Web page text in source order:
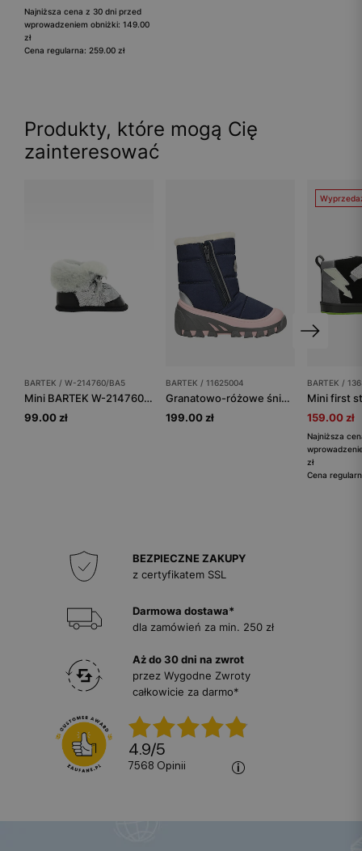
Najniższa cena z 30 dni przed
wprowadzeniem obniżki: 149.00
zł
Cena regularna: 259.00 zł
Produkty, które mogą Cię
zainteresować
BARTEK / W-214760/BA5
Mini BARTEK W-214760/BA5, dla dziewcząt, czarno-srebrny
99.00 zł
BARTEK / 11625004
Granatowo-różowe śniegowce BARTEK z powłoką hydrofobową 11625004
199.00 zł
BARTEK /
159.00 zł
Najniższa
zł
Cena
BEZPIECZNE ZAKUPY
z certyfikatem SSL
Darmowa dostawa*
dla zamówień za min. 250 zł
Aż do 30 dni na zwrot
przez Wygodne Zwroty
całkowicie za darmo*
4.9/5
7568 opinii